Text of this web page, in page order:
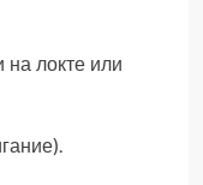
на локте или